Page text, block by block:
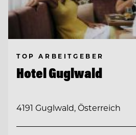
TOP ARBEITGEBER
Hotel Guglwald
4191 Guglwald, Österreich